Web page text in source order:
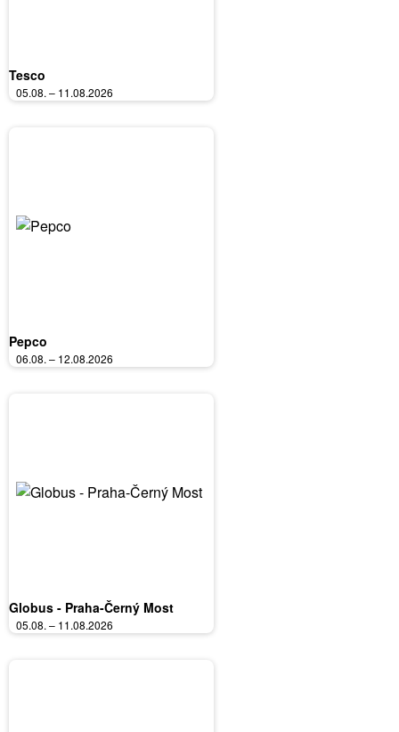
Tesco
05.08. – 11.08.2026
Pepco
06.08. – 12.08.2026
Globus - Praha-Černý Most
05.08. – 11.08.2026